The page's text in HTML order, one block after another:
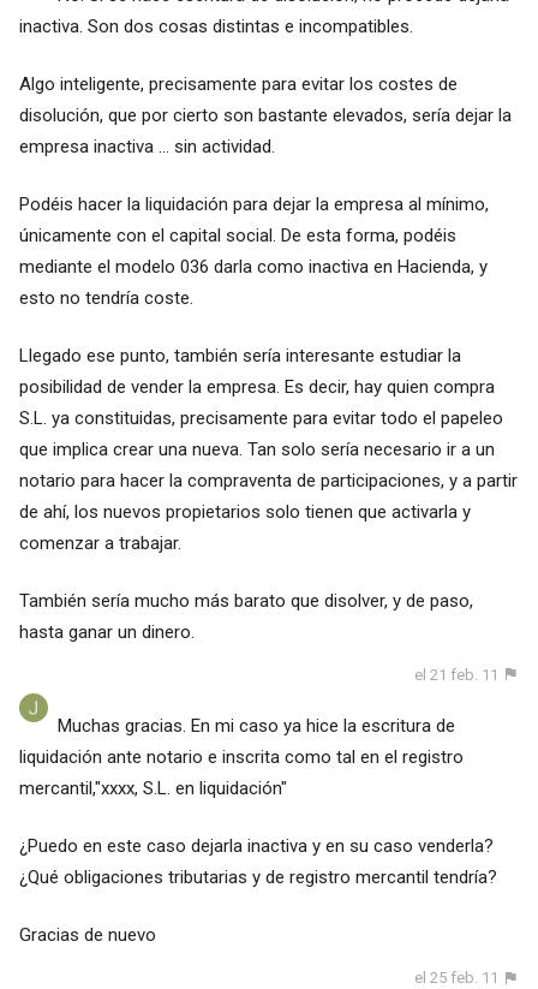
inactiva. Son dos cosas distintas e incompatibles.
Algo inteligente, precisamente para evitar los costes de
disolución, que por cierto son bastante elevados, sería dejar la
empresa inactiva ... sin actividad.
Podéis hacer la liquidación para dejar la empresa al mínimo,
únicamente con el capital social. De esta forma, podéis
mediante el modelo 036 darla como inactiva en Hacienda, y
esto no tendría coste.
Llegado ese punto, también sería interesante estudiar la
posibilidad de vender la empresa. Es decir, hay quien compra
S.L. ya constituidas, precisamente para evitar todo el papeleo
que implica crear una nueva. Tan solo sería necesario ir a un
notario para hacer la compraventa de participaciones, y a partir
de ahí, los nuevos propietarios solo tienen que activarla y
comenzar a trabajar.
También sería mucho más barato que disolver, y de paso,
hasta ganar un dinero.
el 21 feb. 11
Muchas gracias. En mi caso ya hice la escritura de
liquidación ante notario e inscrita como tal en el registro
mercantil,"xxxx, S.L. en liquidación"
¿Puedo en este caso dejarla inactiva y en su caso venderla?
¿Qué obligaciones tributarias y de registro mercantil tendría?
Gracias de nuevo
el 25 feb. 11